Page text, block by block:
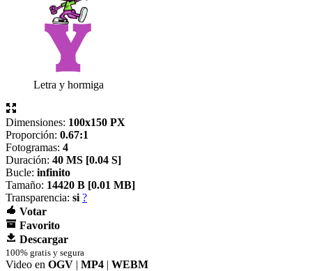
Letra y hormiga
Dimensiones: 100x150 PX
Proporción: 0.67:1
Fotogramas: 4
Duración: 40 MS [0.04 S]
Bucle: infinito
Tamaño: 14420 B [0.01 MB]
Transparencia: si ?
Votar
Favorito
Descargar
100% gratis y segura
Video en OGV | MP4 | WEBM